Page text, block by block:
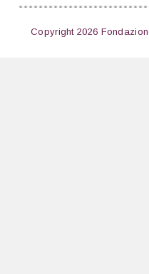
Copyright 2026